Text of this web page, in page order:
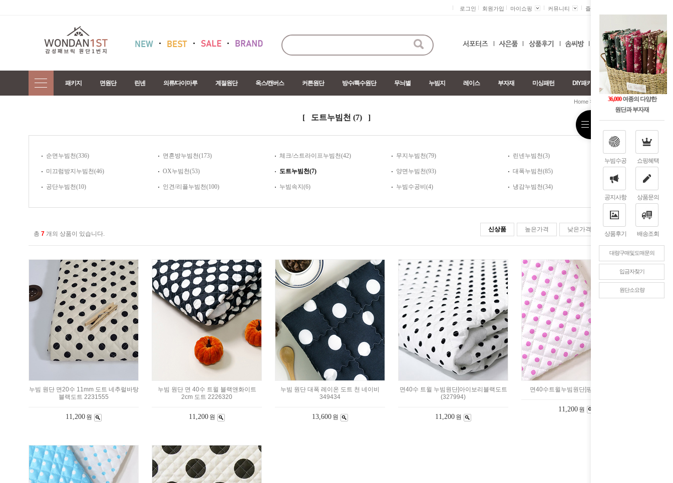
36,000여종의 다양한
원단과 부자재
누빔수공 쇼핑혜택
공지사항 상품문의
상품후기 배송조회
대량구매및도매문의
입금자찾기
원단소요량
로그인 회원가입 마이쇼핑 커뮤니티 즐겨찾기 +
0
패키지 면원단 린넨 의류/다이마루 계절원단 옥스/캔버스 커튼원단 방수/특수원단 무늬별 누빔지 레이스 부자재 미싱패턴 DIY패키지
Home > 누빔천>도트누빔천
[ 도트누빔천 (7) ]
순면누빔천(336) 면혼방누빔천(173) 체크/스트라이프누빔천(42) 무지누빔천(79) 린넨누빔천(3)
미끄럼방지누빔천(46) OX누빔천(53) 도트누빔천(7) 양면누빔천(93) 대폭누빔천(85)
공단누빔천(10) 인견/리플누빔천(100) 누빔속지(6) 누빔수공비(4) 냉감누빔천(34)
총 7 개의 상품이 있습니다.
신상품 높은가격 낮은가격 판매순위
누빔 원단 면20수 11mm 도트 네추럴바탕
블랙도트 2231555
11,200 원
누빔 원단 면 40수 트윌 블랙앤화이트
2cm 도트 2226320
11,200 원
누빔 원단 대폭 레이온 도트 천 네이비
349434
13,600 원
면40수 트윌 누빔원단]아이보리블랙도트
(327994)
11,200 원
면40수트윌누빔원단]핑크(324594)
11,200 원